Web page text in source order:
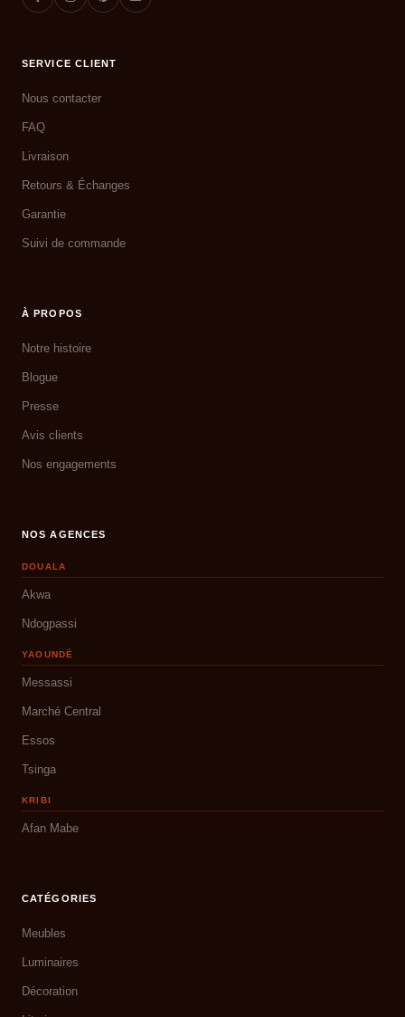
SERVICE CLIENT
Nous contacter
FAQ
Livraison
Retours & Échanges
Garantie
Suivi de commande
À PROPOS
Notre histoire
Blogue
Presse
Avis clients
Nos engagements
NOS AGENCES
DOUALA
Akwa
Ndogpassi
YAOUNDÉ
Messassi
Marché Central
Essos
Tsinga
KRIBI
Afan Mabe
CATÉGORIES
Meubles
Luminaires
Décoration